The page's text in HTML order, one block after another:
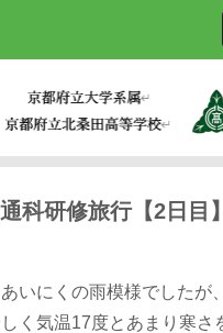
科研修旅行【2日目】
いにくの雨模様でしたが
く気温17度とあまり寒さ